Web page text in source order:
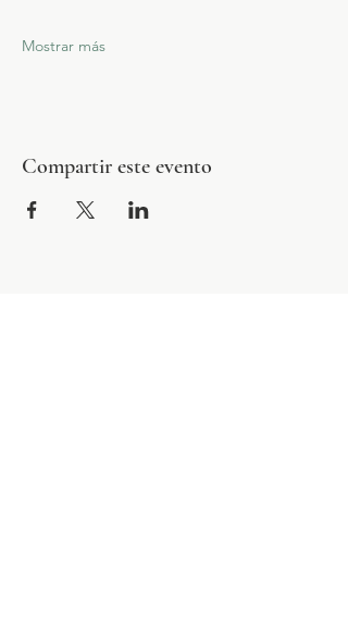
Mostrar más
Compartir este evento